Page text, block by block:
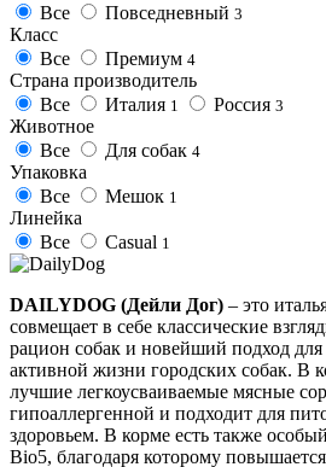
Все
Повседневный 3
Класс
Все
Премиум 4
Страна производитель
Все
Италия 1 Россия 3
Животное
Все
Для собак 4
Упаковка
Все
Мешок 1
Линейка
Все
Casual 1
DAILYDOG (Дейли Дог) – это
совмещает в себе классические
рацион собак и новейший подход
активной жизни городских собак. В
лучшие легкоусваиваемые мясные
гипоаллергенной и подходит для
здоровьем. В корме есть также
Bio5, благодаря которому